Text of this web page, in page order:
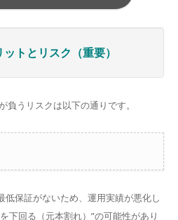
トとリスク（重要）
負うリスクは以下の通りです。
保証がないため、運用実績が悪化し
下回る（元本割れ）”の可能性があり